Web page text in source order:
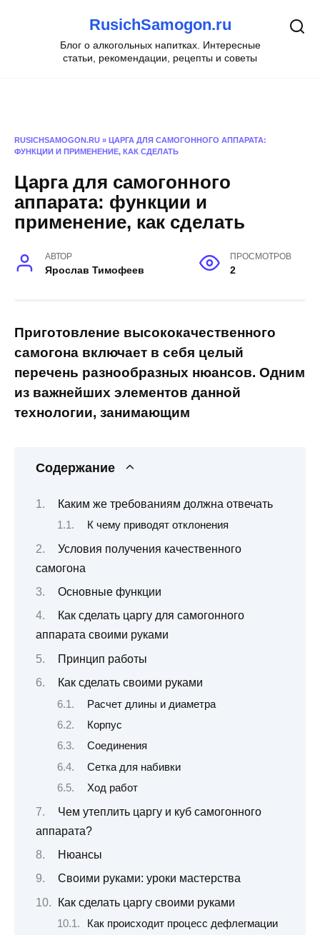
содержанию
RusichSamogon.ru
Блог о алкогольных напитках. Интересные
статьи, рекомендации, рецепты и советы
RUSICHSAMOGON.RU » ЦАРГА ДЛЯ САМОГОННОГО АППАРАТА:
ФУНКЦИИ И ПРИМЕНЕНИЕ, КАК СДЕЛАТЬ
Царга для самогонного
аппарата: функции и
применение, как сделать
АВТОР
Ярослав Тимофеев
ПРОСМОТРОВ
2
Приготовление высококачественного
самогона включает в себя целый
перечень разнообразных нюансов. Одним
из важнейших элементов данной
технологии, занимающим
Содержание
Каким же требованиям должна отвечать
К чему приводят отклонения
Условия получения качественного
самогона
Основные функции
Как сделать царгу для самогонного
аппарата своими руками
Принцип работы
Как сделать своими руками
Расчет длины и диаметра
Корпус
Соединения
Сетка для набивки
Ход работ
Чем утеплить царгу и куб самогонного
аппарата?
Нюансы
Своими руками: уроки мастерства
Как сделать царгу своими руками
Как происходит процесс дефлегмации